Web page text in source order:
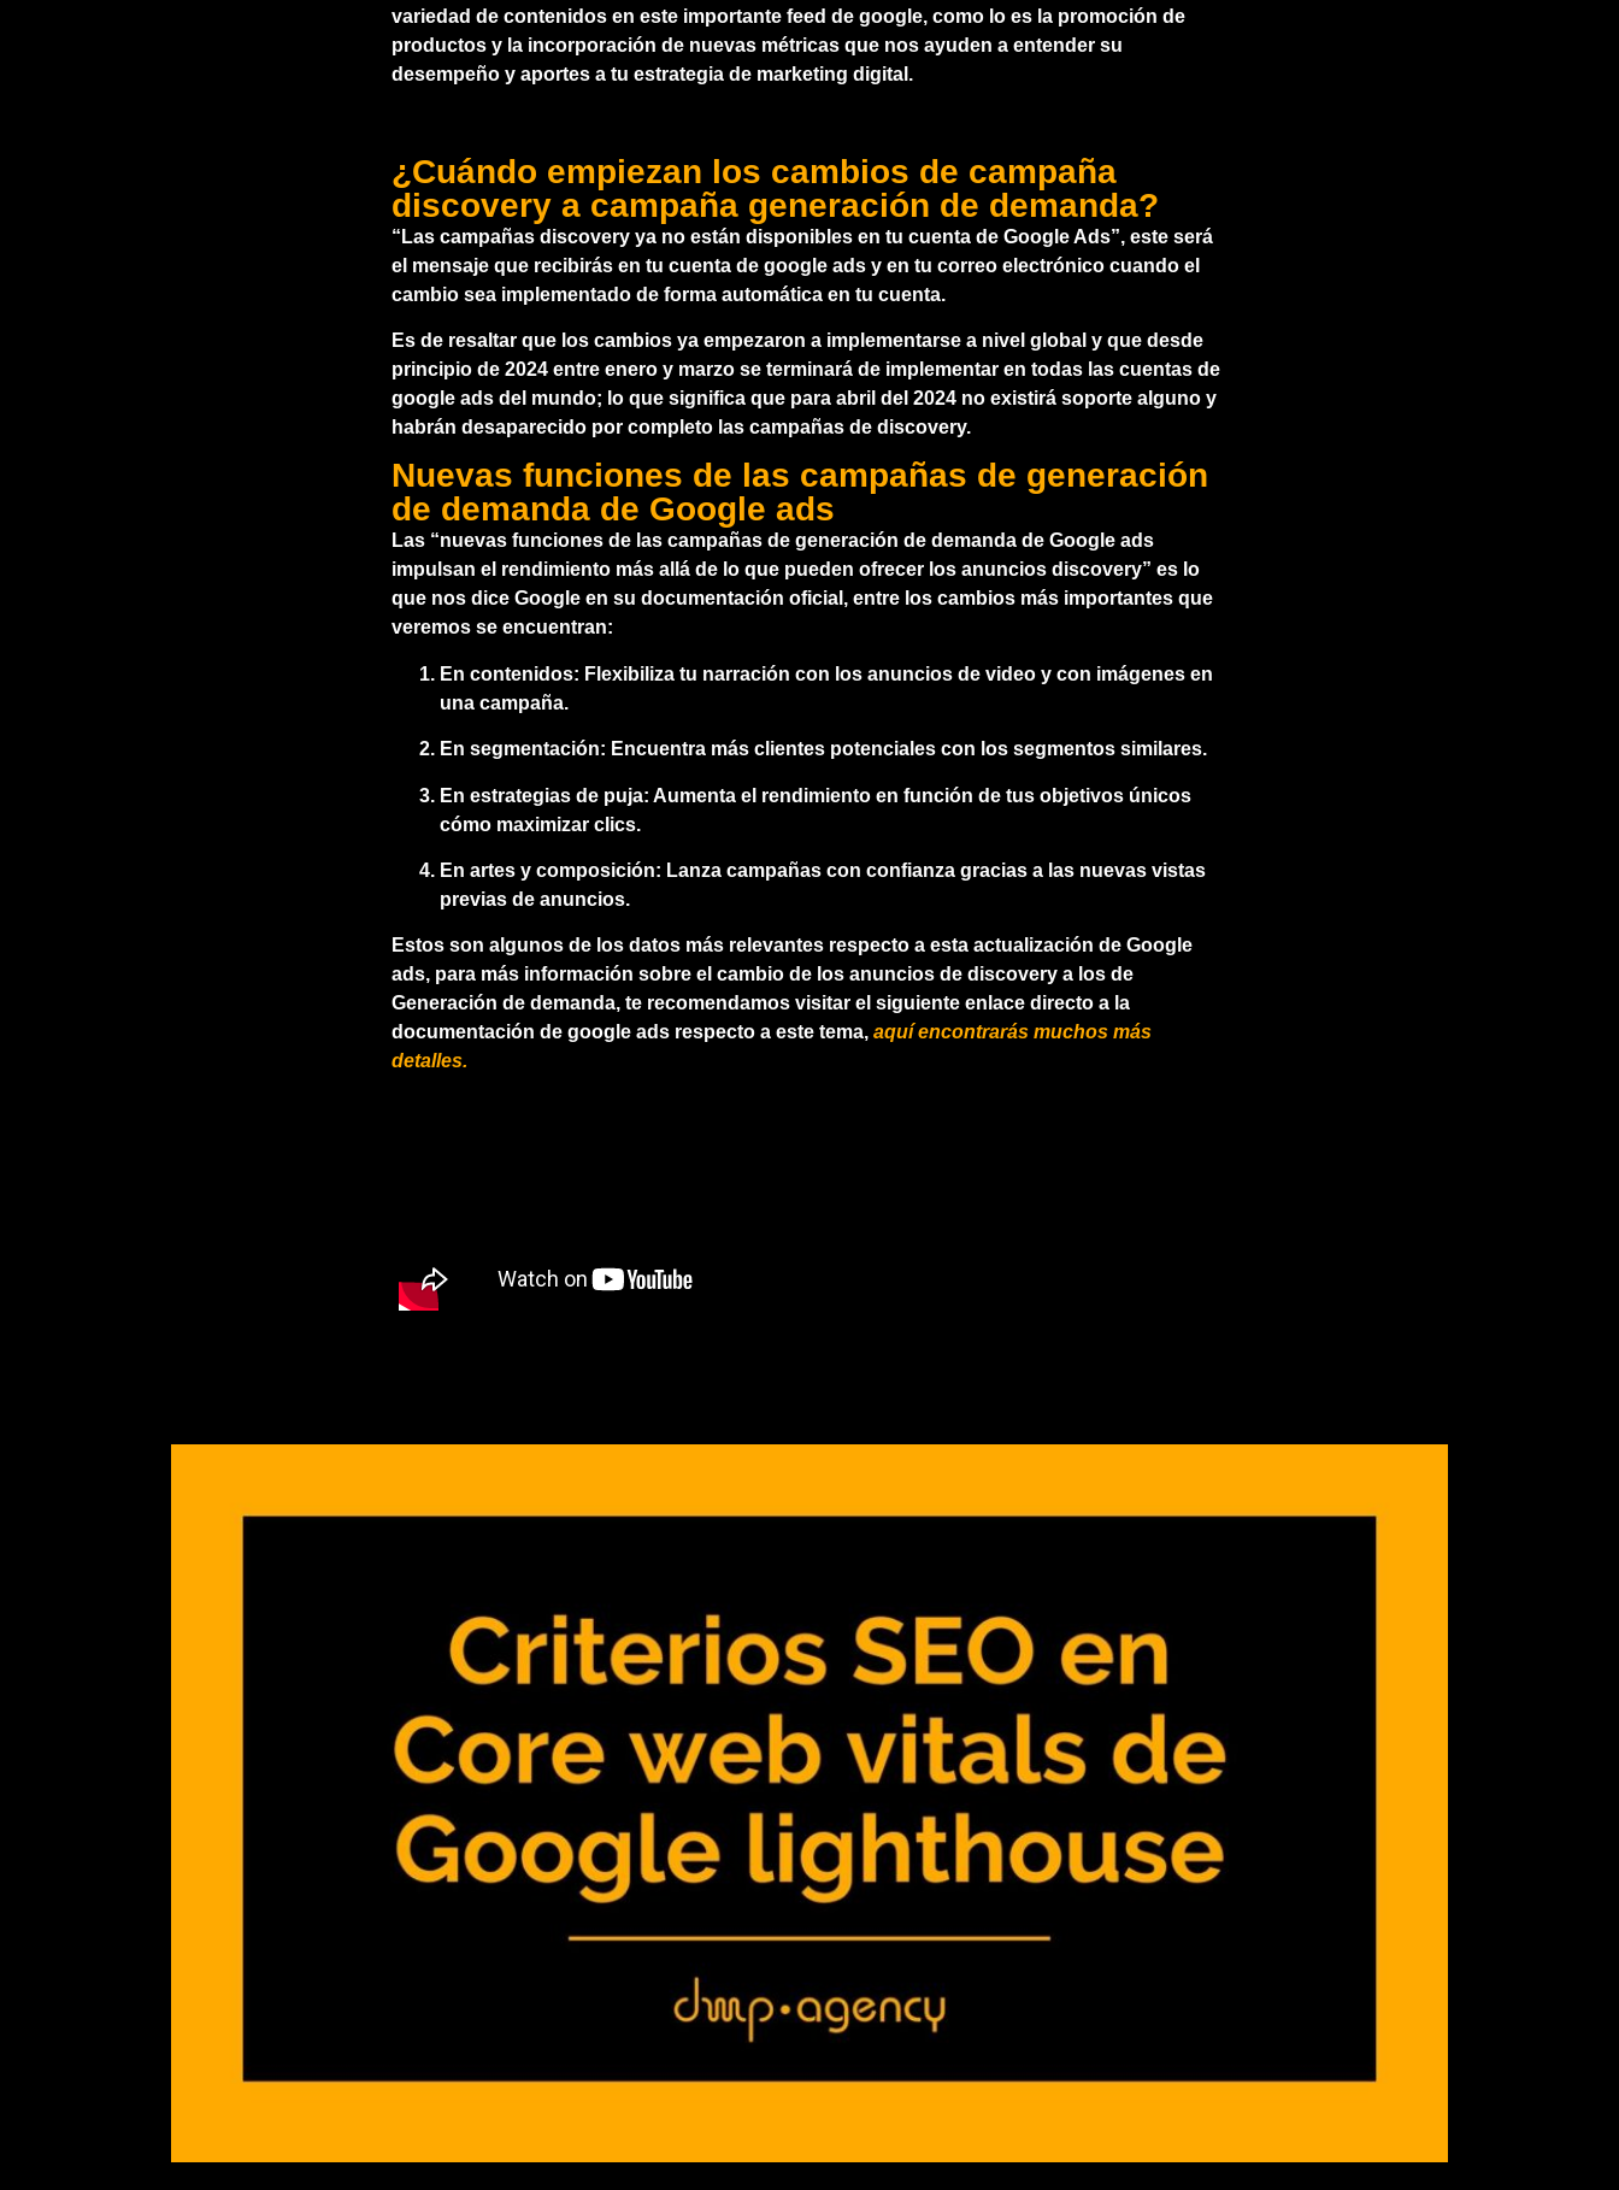
variedad de contenidos en este importante feed de google, como lo es la promoción de
productos y la incorporación de nuevas métricas que nos ayuden a entender su
desempeño y aportes a tu estrategia de marketing digital.
¿Cuándo empiezan los cambios de campaña
discovery a campaña generación de demanda?
“Las campañas discovery ya no están disponibles en tu cuenta de Google Ads”, este será
el mensaje que recibirás en tu cuenta de google ads y en tu correo electrónico cuando el
cambio sea implementado de forma automática en tu cuenta.
Es de resaltar que los cambios ya empezaron a implementarse a nivel global y que desde
principio de 2024 entre enero y marzose terminará de implementar en todas las cuentas de
google ads del mundo; lo que significa que para abril del 2024no existirá soporte alguno y
habrán desaparecido por completo las campañas de discovery.
Nuevas funciones de las campañas de generación
de demanda de Google ads
Las “nuevas funciones de las campañas de generación de demanda de Google ads
impulsan el rendimiento más allá de lo que pueden ofrecer los anuncios discovery” es lo
que nos dice Google en su documentación oficial, entre los cambios más importantes que
veremos se encuentran:
En contenidos: Flexibiliza tu narración con los anuncios de video y con imágenes en
una campaña.
En segmentación: Encuentra más clientes potenciales con los segmentos similares.
En estrategias de puja: Aumenta el rendimiento en función de tus objetivos únicos
cómo maximizar clics.
En artes y composición: Lanza campañas con confianza gracias a las nuevas vistas
previas de anuncios.
Estos son algunos de los datos más relevantes respecto a esta actualización de Google
ads, para más información sobre el cambio de los anuncios de discovery a los de
Generación de demanda, te recomendamos visitar el siguiente enlace directo a la
documentación de google ads respecto a este tema, aquí encontrarás muchos más
detalles.